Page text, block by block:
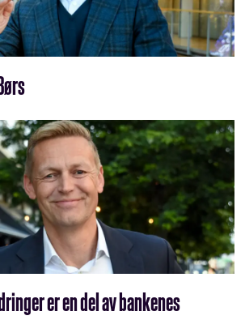
er en del av bankenes